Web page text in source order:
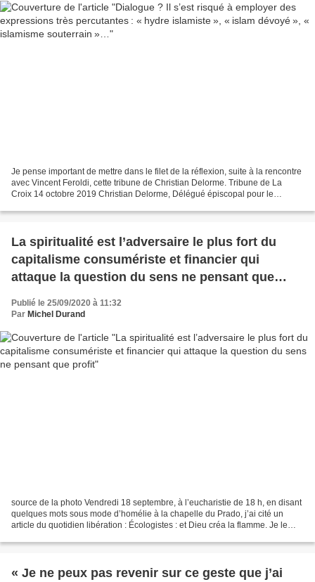
Je pense important de mettre dans le filet de la réflexion, suite à la rencontre
avec Vincent Feroldi, cette tribune de Christian Delorme. Tribune de La
Croix 14 octobre 2019 Christian Delorme, Délégué épiscopal pour le
La spiritualité est l’adversaire le plus fort du
capitalisme consumériste et financier qui
attaque la question du sens ne pensant que
profit
Publié le 25/09/2020 à 11:32
Par Michel Durand
source de la photo Vendredi 18 septembre, à l’eucharistie de 18 h, en disant
quelques mots sous mode d’homélie à la chapelle du Prado, j’ai cité un
article du quotidien libération : Écologistes : et Dieu créa la flamme. Je le
« Je ne peux pas revenir sur ce geste que j’ai